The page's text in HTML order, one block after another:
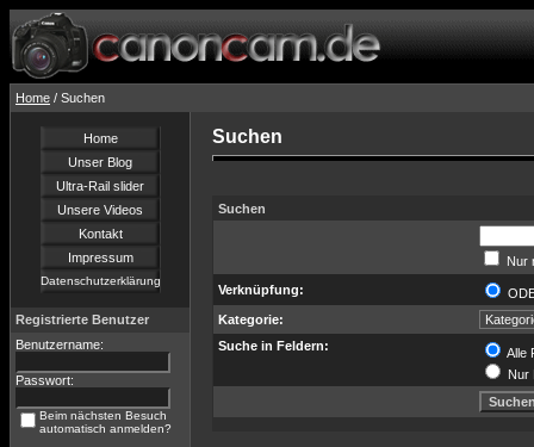
Home / Suchen
Home
Unser Blog
Ultra-Rail slider
Unsere Videos
Kontakt
Impressum
Datenschutzerklärung
Registrierte Benutzer
Benutzername:
Passwort:
Beim nächsten Besuch
automatisch anmelden?
Suchen
Suchen
Nur
Verknüpfung:
Kategorie:
Suche in Feldern:
Alle
Nur